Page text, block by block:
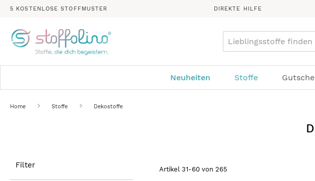
5 KOSTENLOSE STOFFMUSTER DIREKTE HILFE
Neuheiten Stoffe
Home Stoffe Dekostoffe
Artikel 31-60von 265
Filter